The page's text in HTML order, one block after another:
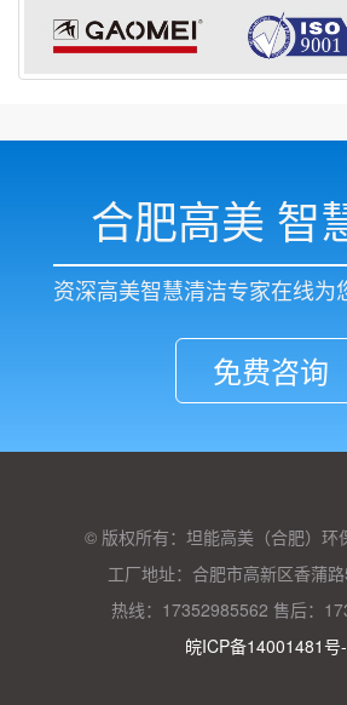
合肥高美 智
资深高美智慧清洁专家在线为
免费咨询
© 版权所有：坦能高美（合肥）环
工厂地址：合肥市高新区香蒲
热线：17352985562 售后：
皖ICP备14001481号